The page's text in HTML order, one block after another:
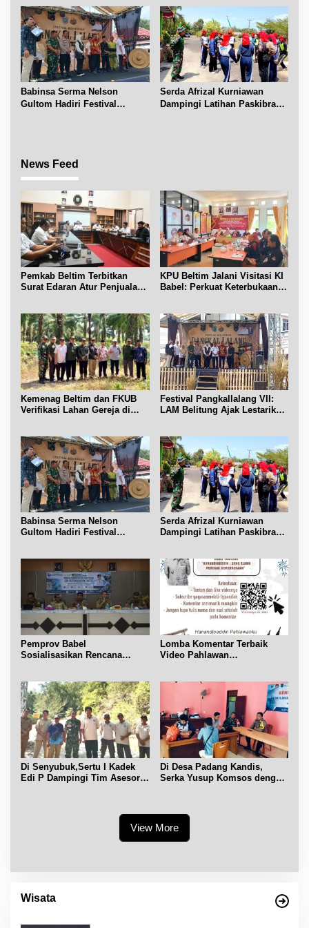
Babinsa Serma Nelson
Gultom Hadiri Festival
Serda Afrizal Kurniawan
Dampingi Latihan Paskibra
News Feed
Pemkab Beltim Terbitkan
Surat Edaran Atur Penjualan
KPU Beltim Jalani Visitasi KI
Babel: Perkuat Keterbukaan
Kemenag Beltim dan FKUB
Verifikasi Lahan Gereja di
Festival Pangkallalang VII:
LAM Belitung Ajak Lestarikan
Babinsa Serma Nelson
Gultom Hadiri Festival
Serda Afrizal Kurniawan
Dampingi Latihan Paskibra
Pemprov Babel
Sosialisasikan Rencana
Lomba Komentar Terbaik
Video Pahlawan
Di Senyubuk,Sertu I Kadek
Edi P Dampingi Tim Asesor
Di Desa Padang Kandis,
Serka Yusup Komsos dengan
View More
Wisata